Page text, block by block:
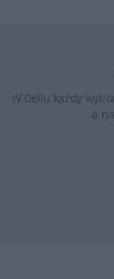
W Dellu każdy
a